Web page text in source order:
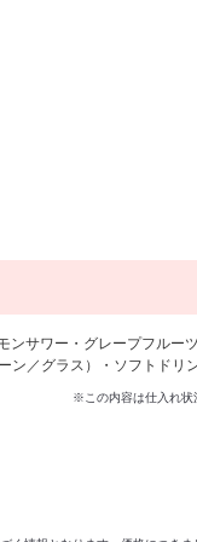
サワー・グレープフルー
ン／グラス）・ソフトドリ
※この内容は仕入れ状